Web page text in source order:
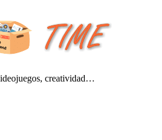
creatividad…